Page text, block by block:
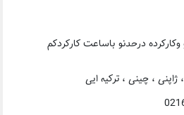
درحدنو باساعت کارکردکم
ژاپنی ، چینی ، ترکیه ایی